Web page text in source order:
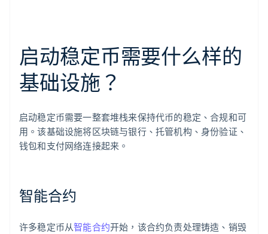
启动稳定币需要什么样的
基础设施？
启动稳定币需要一整套堆栈来保持代币的稳定、合规和可
用。该基础设施将区块链与银行、托管机构、身份验证、
钱包和支付网络连接起来。
智能合约
许多稳定币从智能合约开始，该合约负责处理铸造、销毁